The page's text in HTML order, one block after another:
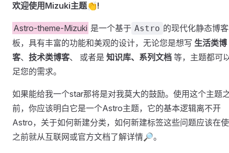
欢迎使用Mizuki主题👏!
Astro-theme-Mizuki 是一个基于 Astro 的现代化静态博
板，具有丰富的功能和美观的设计，无论您是想写 生活类博
客、 技术类博客、 或者是 知识库、系列文档 等，主题都可
足您的需求。
如果能给我一个star那将是对我莫大的鼓励。使用这个主题
前，你应该明白它是一个Astro主题，它的基本逻辑离不开
Astro，关于如何新建分类，如何新建标签这些问题应该在
之前就从互联网或官方文档了解详情🔎。